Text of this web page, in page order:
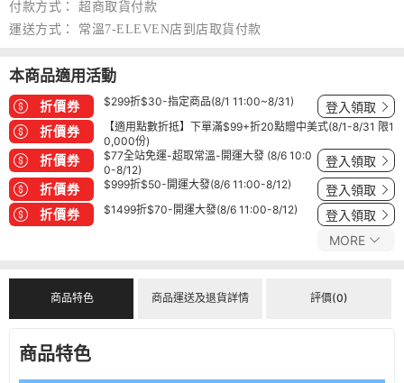
付款方式：
超商取貨付款
運送方式：
常溫7-ELEVEN店到店取貨付款
本商品適用活動
折價券 $299折$30-指定商品(8/1 11:00~8/31) 登入領取
折價券
【適用點數折抵】下單滿$99+折20點贈中美式(8/1-8/31 限1
0,000份)
折價券
$77全站免運-超取常溫-開運大發 (8/6 10:0
0-8/12)
登入領取
折價券 $999折$50-開運大發(8/6 11:00-8/12) 登入領取
折價券 $1499折$70-開運大發(8/6 11:00-8/12) 登入領取
MORE
商品特色 商品運送及退貨詳情 評價(0)
商品特色